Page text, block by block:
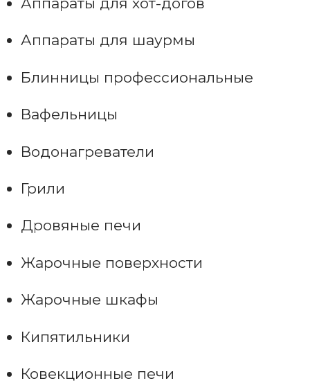
Аппараты для шаурмы
Блинницы профессиональные
Вафельницы
Водонагреватели
Грили
Дровяные печи
Жарочные поверхности
Жарочные шкафы
Кипятильники
Ковекционные печи